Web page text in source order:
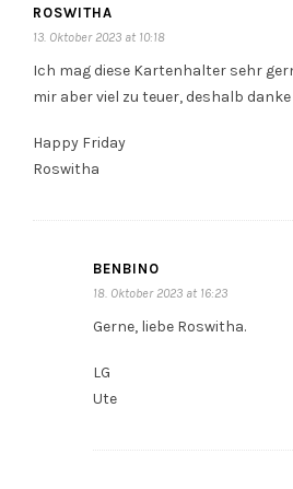
ROSWITHA
13. Oktober 2023 at 10:18
Ich mag diese Kartenhalter sehr
mir aber viel zu teuer, deshalb danke
Happy Friday
Roswitha
BENBINO
18. Oktober 2023 at 16:23
Gerne, liebe Roswitha.
LG
Ute